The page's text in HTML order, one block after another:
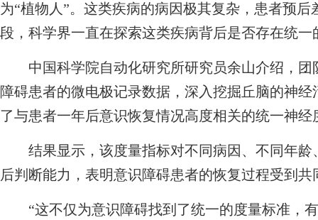
为“植物人”。这类疾病的病因极其复杂，患者预
段，科学界一直在探索这类疾病背后是否存在统一
中国科学院自动化研究所研究员余山介绍，团
障碍患者的微电极记录数据，深入挖掘丘脑的神
了与患者一年后意识恢复情况高度相关的统一神经
结果显示，该度量指标对不同病因、不同年龄
后判断能力，表明意识障碍患者的恢复过程受到
“这不仅为意识障碍找到了统一的度量标准，